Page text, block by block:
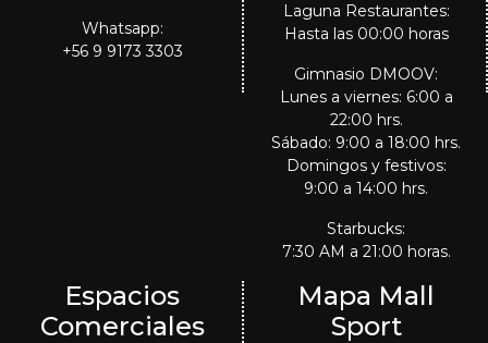
Whatsapp:
+56 9 9173 3303
Laguna Restaurantes:
Hasta las 00:00 horas
Gimnasio DMOOV:
Lunes a viernes: 6:00 a
22:00 hrs.
Sábado: 9:00 a 18:00 hrs.
Domingos y festivos:
9:00 a 14:00 hrs.
Starbucks:
7:30 AM a 21:00 horas.
Espacios
Comerciales
Mapa Mall
Sport